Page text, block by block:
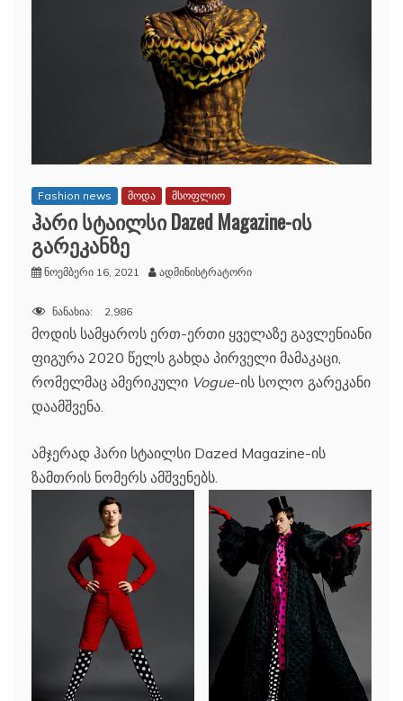
Fashion news მოდა მსოფლიო
ჰარი სტაილსი Dazed Magazine-ის
გარეკანზე
ნოემბერი 16, 2021 ადმინისტრატორი
ნანახია: 2,986
მოდის სამყაროს ერთ-ერთი ყველაზე გავლენიანი
ფიგურა 2020 წელს გახდა პირველი მამაკაცი,
რომელმაც ამერიკული Vogue-ის სოლო გარეკანი
დაამშვენა.
ამჯერად ჰარი სტაილსი Dazed Magazine-ის
ზამთრის ნომერს ამშვენებს.